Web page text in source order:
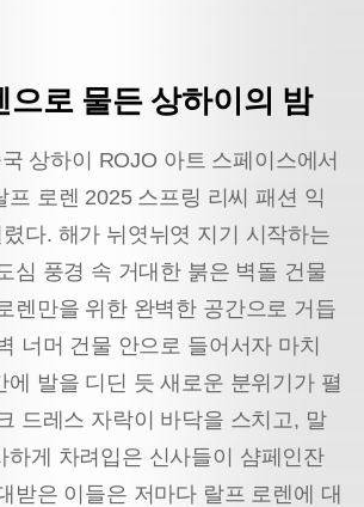
으로 물든 상하이의 밤
상하이 ROJO 아트 스페이스에서
프 로렌 2025 스프링 리씨 패션 익
다. 해가 뉘엿뉘엿 지기 시작하는
심 풍경 속 거대한 붉은 벽돌 건물
렌만을 위한 완벽한 공간으로 거듭
너머 건물 안으로 들어서자 마치
에 발을 디딘 듯 새로운 분위기가 펼
드레스 자락이 바닥을 스치고, 말
하게 차려입은 신사들이 샴페인잔
받은 이들은 저마다 랄프 로렌에 대